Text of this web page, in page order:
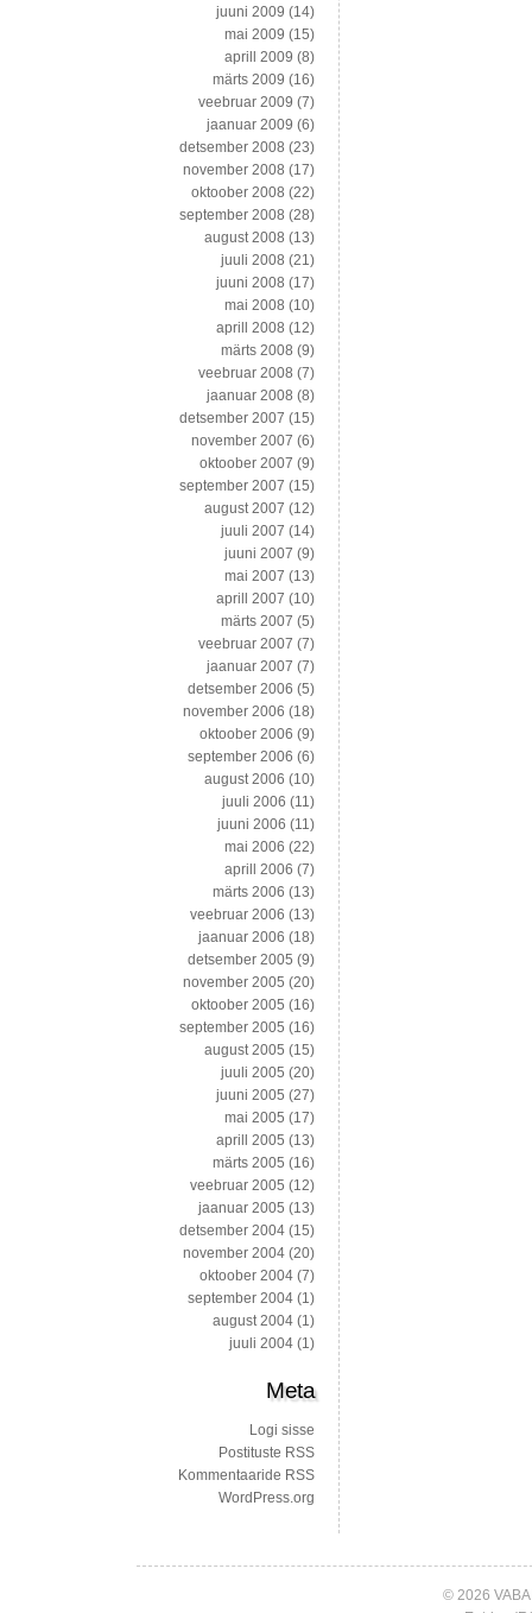
juuni 2009 (14)
mai 2009 (15)
aprill 2009 (8)
märts 2009 (16)
veebruar 2009 (7)
jaanuar 2009 (6)
detsember 2008 (23)
november 2008 (17)
oktoober 2008 (22)
september 2008 (28)
august 2008 (13)
juuli 2008 (21)
juuni 2008 (17)
mai 2008 (10)
aprill 2008 (12)
märts 2008 (9)
veebruar 2008 (7)
jaanuar 2008 (8)
detsember 2007 (15)
november 2007 (6)
oktoober 2007 (9)
september 2007 (15)
august 2007 (12)
juuli 2007 (14)
juuni 2007 (9)
mai 2007 (13)
aprill 2007 (10)
märts 2007 (5)
veebruar 2007 (7)
jaanuar 2007 (7)
detsember 2006 (5)
november 2006 (18)
oktoober 2006 (9)
september 2006 (6)
august 2006 (10)
juuli 2006 (11)
juuni 2006 (11)
mai 2006 (22)
aprill 2006 (7)
märts 2006 (13)
veebruar 2006 (13)
jaanuar 2006 (18)
detsember 2005 (9)
november 2005 (20)
oktoober 2005 (16)
september 2005 (16)
august 2005 (15)
juuli 2005 (20)
juuni 2005 (27)
mai 2005 (17)
aprill 2005 (13)
märts 2005 (16)
veebruar 2005 (12)
jaanuar 2005 (13)
detsember 2004 (15)
november 2004 (20)
oktoober 2004 (7)
september 2004 (1)
august 2004 (1)
juuli 2004 (1)
Meta
Logi sisse
Postituste RSS
Kommentaaride RSS
WordPress.org
© 2026